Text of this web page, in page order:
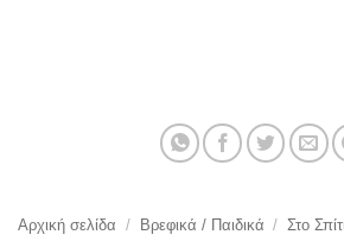
Αρχική σελίδα / Βρεφικά / Παιδικά / Στο